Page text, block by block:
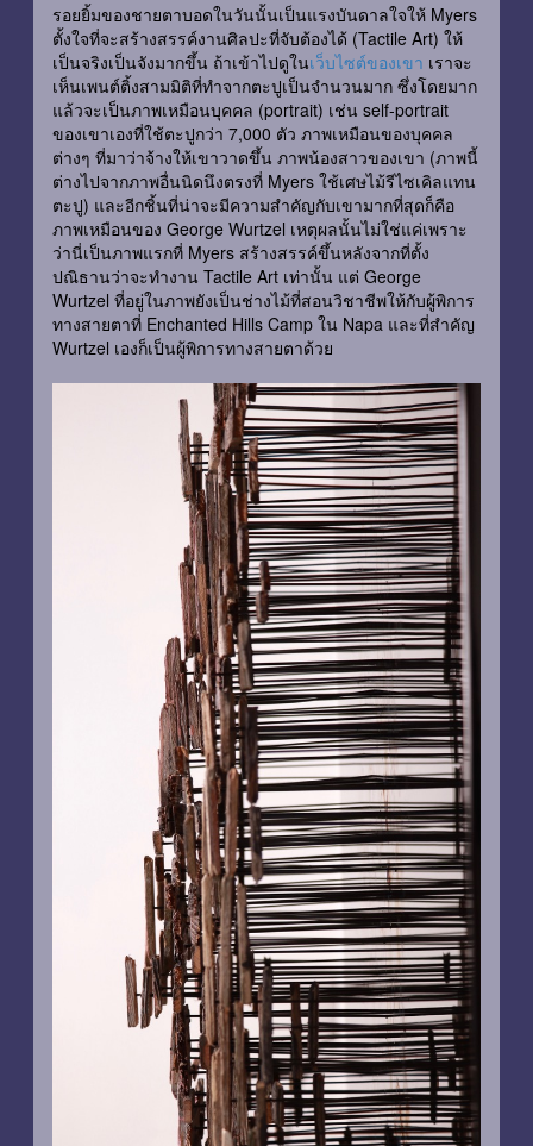
รอยยิ้มของชายตาบอดในวันนั้นเป็นแรงบันดาลใจให้ Myers
ตั้งใจที่จะสร้างสรรค์งานศิลปะที่จับต้องได้ (Tactile Art) ให้
เป็นจริงเป็นจังมากขึ้น ถ้าเข้าไปดูในเว็บไซต์ของเขา เราจะ
เห็นเพนต์ติ้งสามมิติที่ทำจากตะปูเป็นจำนวนมาก ซึ่งโดยมาก
แล้วจะเป็นภาพเหมือนบุคคล (portrait) เช่น self-portrait
ของเขาเองที่ใช้ตะปูกว่า 7,000 ตัว ภาพเหมือนของบุคคล
ต่างๆ ที่มาว่าจ้างให้เขาวาดขึ้น ภาพน้องสาวของเขา (ภาพนี้
ต่างไปจากภาพอื่นนิดนึงตรงที่ Myers ใช้เศษไม้รีไซเคิลแทน
ตะปู) และอีกชิ้นที่น่าจะมีความสำคัญกับเขามากที่สุดก็คือ
ภาพเหมือนของ George Wurtzel เหตุผลนั้นไม่ใช่แค่เพราะ
ว่านี่เป็นภาพแรกที่ Myers สร้างสรรค์ขึ้นหลังจากที่ตั้ง
ปณิธานว่าจะทำงาน Tactile Art เท่านั้น แต่ George
Wurtzel ที่อยู่ในภาพยังเป็นช่างไม้ที่สอนวิชาชีพให้กับผู้พิการ
ทางสายตาที่ Enchanted Hills Camp ใน Napa และที่สำคัญ
Wurtzel เองก็เป็นผู้พิการทางสายตาด้วย